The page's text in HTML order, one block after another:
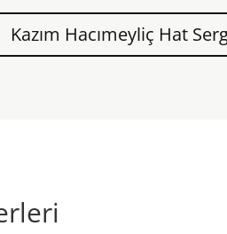
Kazım Hacımeyliç Hat